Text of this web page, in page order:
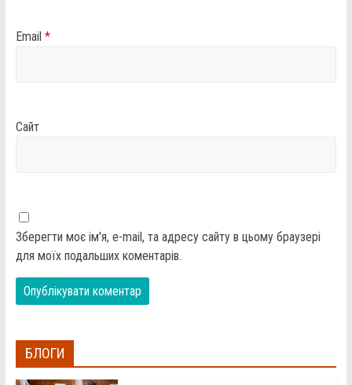
Email *
Сайт
Зберегти моє ім'я, e-mail, та адресу сайту в цьому браузері
для моїх подальших коментарів.
БЛОГИ